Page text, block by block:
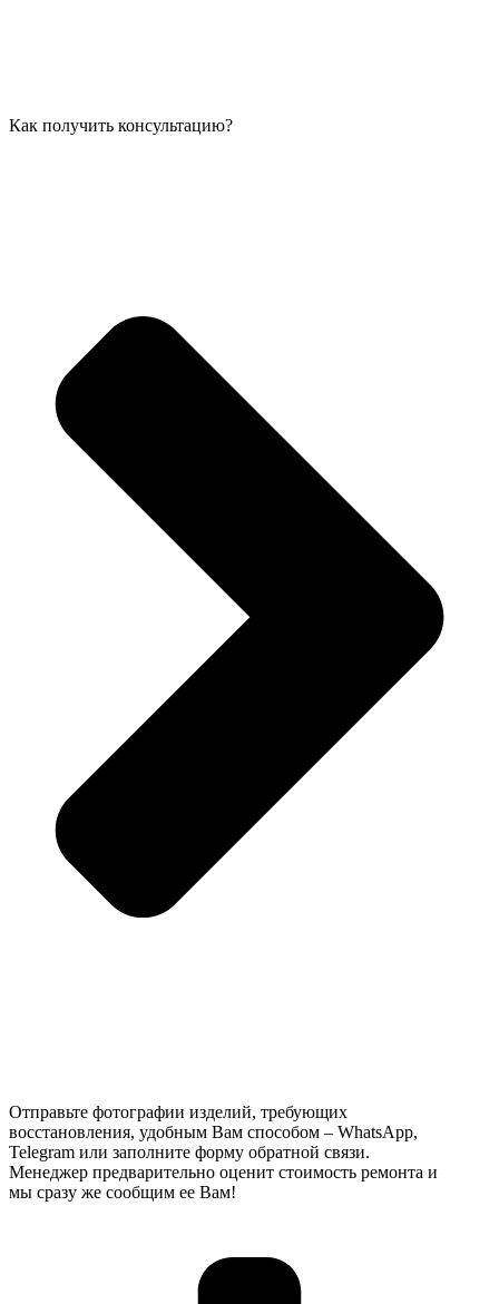
Как получить консультацию?
Отправьте фотографии изделий, требующих
восстановления, удобным Вам способом – WhatsApp,
Telegram или заполните форму обратной связи.
Менеджер предварительно оценит стоимость ремонта и
мы сразу же сообщим ее Вам!